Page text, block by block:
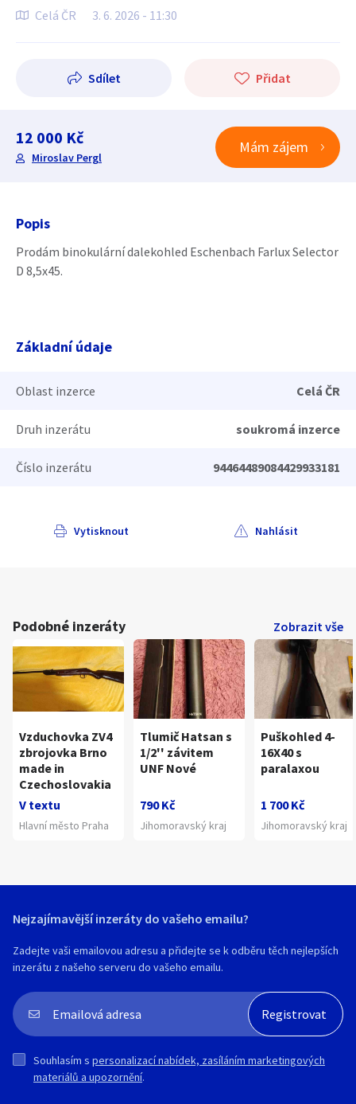
Celá ČR 3. 6. 2026 - 11:30
Sdílet Přidat
12 000 Kč
Miroslav Pergl
Mám zájem
Popis
Prodám binokulární dalekohled Eschenbach Farlux Selector
D 8,5x45.
Základní údaje
Oblast inzerce Celá ČR
Druh inzerátu soukromá inzerce
Číslo inzerátu 94464489084429933181
Vytisknout Nahlásit
Podobné inzeráty Zobrazit vše
Vzduchovka ZV4
zbrojovka Brno
made in
Czechoslovakia
V textu
Hlavní město Praha
Tlumič Hatsan s
1/2'' závitem
UNF Nové
790 Kč
Jihomoravský kraj
Puškohled 4-
16X40 s
paralaxou
1 700 Kč
Jihomoravský kraj
Nejzajímavější inzeráty do vašeho emailu?
Zadejte vaši emailovou adresu a přidejte se k odběru těch nejlepších
inzerátu z našeho serveru do vašeho emailu.
Souhlasím s personalizací nabídek, zasíláním marketingových
materiálů a upozornění.